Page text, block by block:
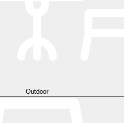
Outdoor